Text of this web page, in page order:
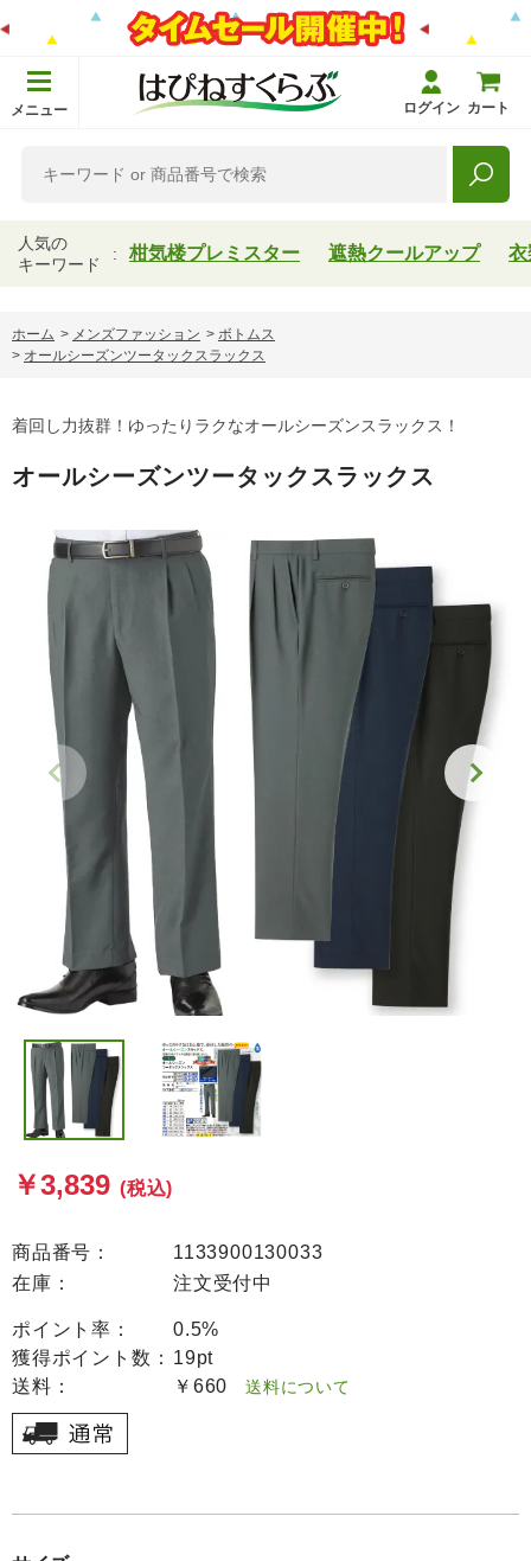
メニュー ログイン カート
人気の
キーワード
柑気楼プレミスター 遮熱クールアップ 衣
ホーム > メンズファッション > ボトムス
> オールシーズンツータックスラックス
着回し力抜群！ゆったりラクなオールシーズンスラックス！
オールシーズンツータックスラックス
￥3,839 (税込)
商品番号：
1133900130033
在庫：
注文受付中
ポイント率：
0.5%
獲得ポイント数： 19pt
送料：
￥660 送料について